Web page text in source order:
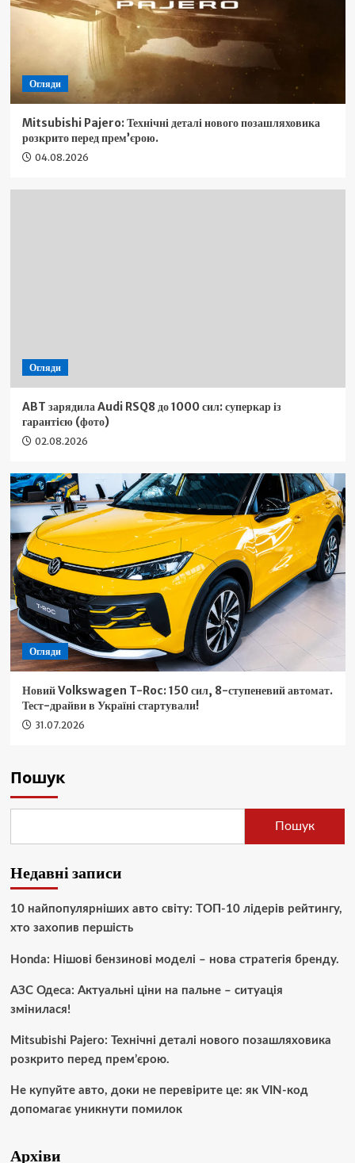
Огляди
Mitsubishi Pajero: Технічні деталі нового позашляховика
розкрито перед прем’єрою.
04.08.2026
Огляди
ABT зарядила Audi RSQ8 до 1000 сил: суперкар із
гарантією (фото)
02.08.2026
Огляди
Новий Volkswagen T-Roc: 150 сил, 8-ступеневий автомат.
Тест-драйви в Україні стартували!
31.07.2026
Пошук
Пошук
Недавні записи
10 найпопулярніших авто світу: ТОП-10 лідерів рейтингу,
хто захопив першість
Honda: Нішові бензинові моделі – нова стратегія бренду.
АЗС Одеса: Актуальні ціни на пальне – ситуація
змінилася!
Mitsubishi Pajero: Технічні деталі нового позашляховика
розкрито перед прем’єрою.
Не купуйте авто, доки не перевірите це: як VIN-код
допомагає уникнути помилок
Архіви